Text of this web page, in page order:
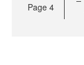
Page 4